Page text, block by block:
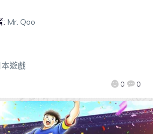
: Mr. Qoo
0 0
本遊戲